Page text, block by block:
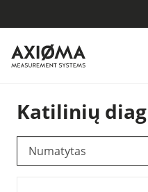
Katilinių